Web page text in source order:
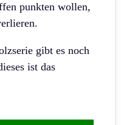
punkten wollen,
gibt es noch
ist das